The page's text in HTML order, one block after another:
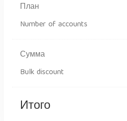
План
Number of accounts
Сумма
Bulk discount
Итого